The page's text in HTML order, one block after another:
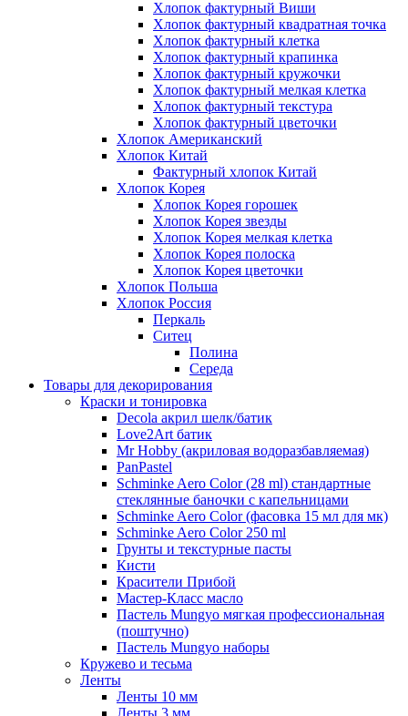
Хлопок фактурный Виши
Хлопок фактурный квадратная точка
Хлопок фактурный клетка
Хлопок фактурный крапинка
Хлопок фактурный кружочки
Хлопок фактурный мелкая клетка
Хлопок фактурный текстура
Хлопок фактурный цветочки
Хлопок Американский
Хлопок Китай
Фактурный хлопок Китай
Хлопок Корея
Хлопок Корея горошек
Хлопок Корея звезды
Хлопок Корея мелкая клетка
Хлопок Корея полоска
Хлопок Корея цветочки
Хлопок Польша
Хлопок Россия
Перкаль
Ситец
Полина
Середа
Товары для декорирования
Краски и тонировка
Decola акрил шелк/батик
Love2Art батик
Mr Hobby (акриловая водоразбавляемая)
PanPastel
Schminke Aero Color (28 ml) стандартные
стеклянные баночки с капельницами
Schminke Aero Color (фасовка 15 мл для мк)
Schminke Aero Color 250 ml
Грунты и текстурные пасты
Кисти
Красители Прибой
Мастер-Класс масло
Пастель Mungyo мягкая профессиональная
(поштучно)
Пастель Mungyo наборы
Кружево и тесьма
Ленты
Ленты 10 мм
Ленты 3 мм